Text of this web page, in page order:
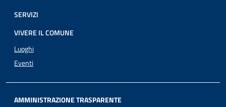
SERVIZI
VIVERE IL COMUNE
Luoghi
Eventi
AMMINISTRAZIONE TRASPARENTE